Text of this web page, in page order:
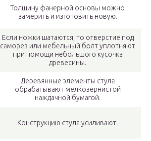
Толщину фанерной основы можно
замерить и изготовить новую.
Если ножки шатаются, то отверстие под
саморез или мебельный болт уплотняют
при помощи небольшого кусочка
древесины.
Деревянные элементы стула
обрабатывают мелкозернистой
наждачной бумагой.
Конструкцию стула усиливают.